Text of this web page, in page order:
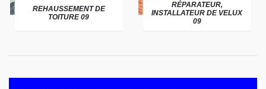
REHAUSSEMENT DE
TOITURE 09
RÉPARATEUR,
INSTALLATEUR DE VELUX
09